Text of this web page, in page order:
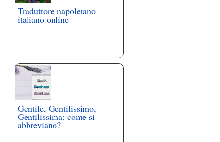
Traduttore napoletano
italiano online
Gentile, Gentilissimo,
Gentilissima: come si
abbreviano?